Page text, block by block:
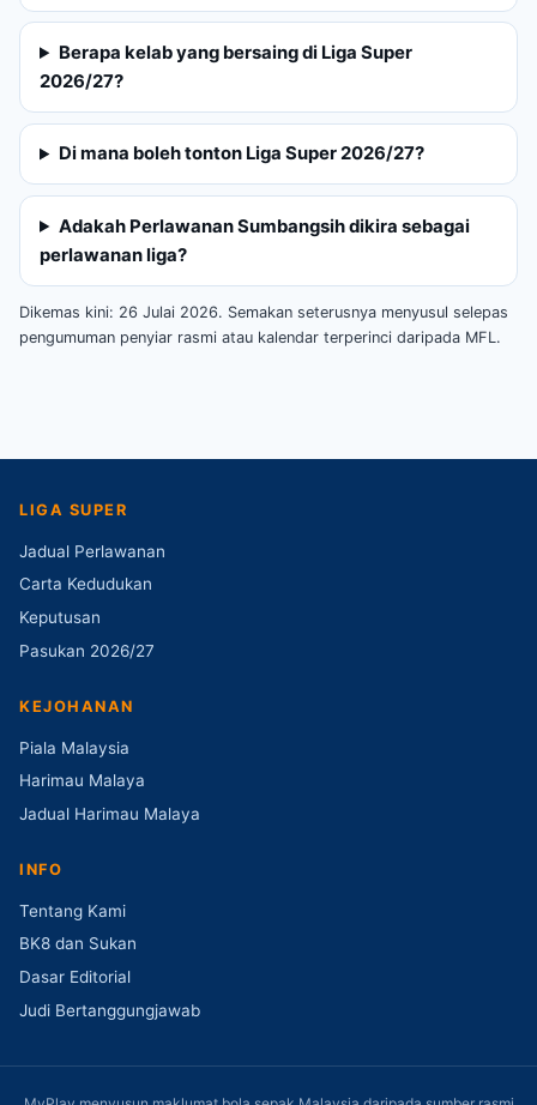
Berapa kelab yang bersaing di Liga Super
2026/27?
Di mana boleh tonton Liga Super 2026/27?
Adakah Perlawanan Sumbangsih dikira sebagai
perlawanan liga?
Dikemas kini: 26 Julai 2026. Semakan seterusnya menyusul selepas
pengumuman penyiar rasmi atau kalendar terperinci daripada MFL.
LIGA SUPER
Jadual Perlawanan
Carta Kedudukan
Keputusan
Pasukan 2026/27
KEJOHANAN
Piala Malaysia
Harimau Malaya
Jadual Harimau Malaya
INFO
Tentang Kami
BK8 dan Sukan
Dasar Editorial
Judi Bertanggungjawab